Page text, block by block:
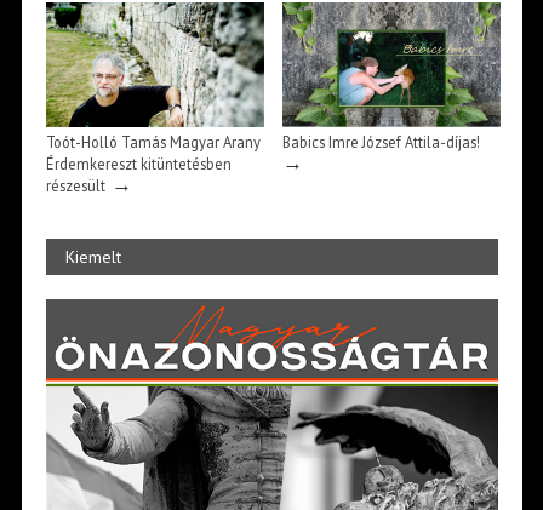
Toót-Holló Tamás Magyar Arany
Érdemkereszt kitüntetésben
részesült→
Babics Imre József Attila-díjas!
→
Kiemelt